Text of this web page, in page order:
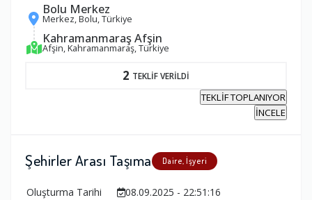
Bolu Merkez
Merkez, Bolu, Türkiye
Kahramanmaraş Afşin
Afşin, Kahramanmaraş, Türkiye
2 TEKLİF VERİLDİ
TEKLİF TOPLANIYOR
İNCELE
Şehirler Arası Taşıma Daire, İşyeri
Oluşturma Tarihi
08.09.2025 - 22:51:16